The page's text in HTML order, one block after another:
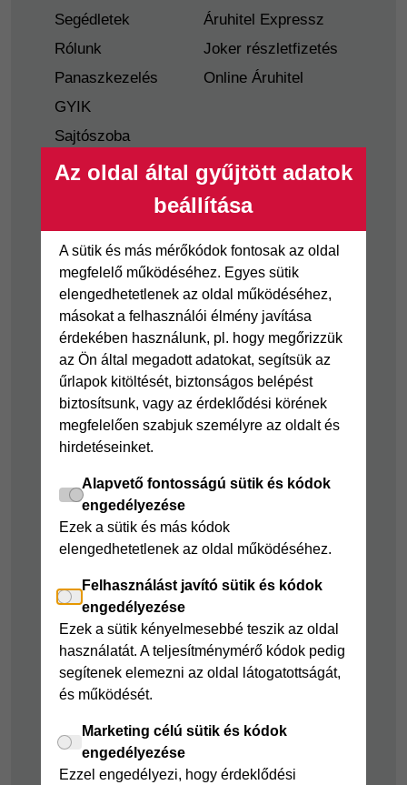
Az oldal által gyűjtött adatok
beállítása
A sütik és más mérőkódok fontosak az oldal
megfelelő működéséhez. Egyes sütik
elengedhetetlenek az oldal működéséhez,
másokat a felhasználói élmény javítása
érdekében használunk, pl. hogy megőrizzük
az Ön által megadott adatokat, segítsük az
űrlapok kitöltését, biztonságos belépést
biztosítsunk, vagy az érdeklődési körének
megfelelően szabjuk személyre az oldalt és
hirdetéseinket.
Alapvető fontosságú sütik és kódok
engedélyezése
Ezek a sütik és más kódok
elengedhetetlenek az oldal működéséhez.
Felhasználást javító sütik és kódok
engedélyezése
Ezek a sütik kényelmesebbé teszik az oldal
használatát. A teljesítménymérő kódok pedig
segítenek elemezni az oldal látogatottságát,
és működését.
Marketing célú sütik és kódok
engedélyezése
Ezzel engedélyezi, hogy érdeklődési
Segédletek
Rólunk
Panaszkezelés
GYIK
Sajtószoba
Nyilvánosságra
Visszaélés-bejelentés
Tájékoztató
fogyatékkal élő
ügyfelek részére
Áruhitel Expressz
Joker részletfizetés
Online Áruhitel
Hitelkártya
Cofidis Hitelkártya
Joker részletfizetés
Áruhitel Expressz
Mindig Kéznél
kölcsön
Személyikölcsön
Cofidis személyi
kölcsön
Cofidis Bank
Mindig Kéznél
kölcsön
Takarékszámla
Pénzügyi Navigátor
Cofidis Bank a
Zöldebb Környezetért
Cofidis Bank a
Zöldebb Jövőért
Biztonságos
pénzügyek